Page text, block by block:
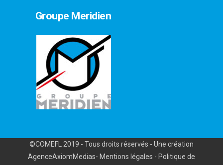
Groupe Meridien
©COMEFL 2019 - Tous droits réservés - Une création
AgenceAxiomMedias- Mentions légales - Politique de